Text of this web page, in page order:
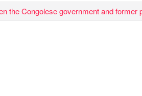
the Congolese government and